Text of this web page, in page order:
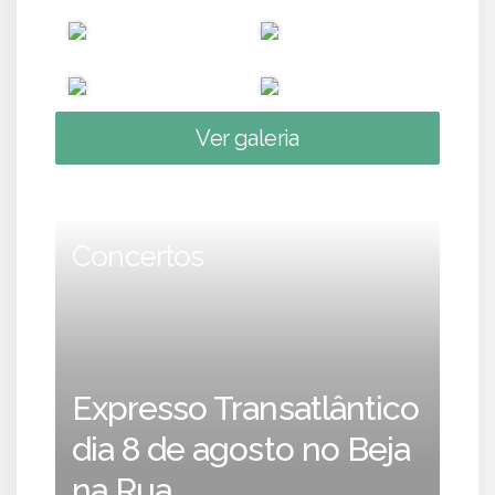
Ver galeria
Concertos
Expresso Transatlântico
dia 8 de agosto no Beja